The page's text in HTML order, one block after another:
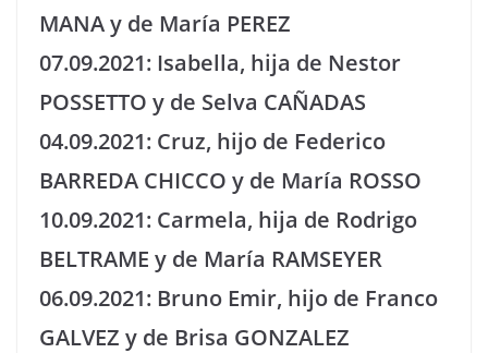
MANA y de María PEREZ
07.09.2021: Isabella, hija de Nestor
POSSETTO y de Selva CAÑADAS
04.09.2021: Cruz, hijo de Federico
BARREDA CHICCO y de María ROSSO
10.09.2021: Carmela, hija de Rodrigo
BELTRAME y de María RAMSEYER
06.09.2021: Bruno Emir, hijo de Franco
GALVEZ y de Brisa GONZALEZ